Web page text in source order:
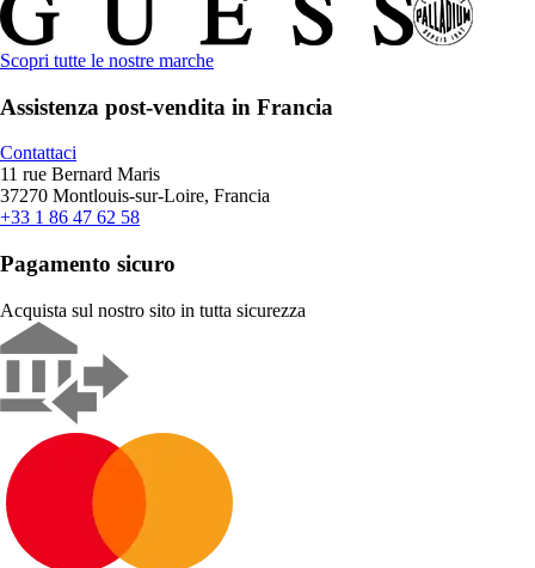
Scopri tutte le nostre marche
Assistenza post-vendita in Francia
Contattaci
11 rue Bernard Maris
37270 Montlouis-sur-Loire, Francia
+33 1 86 47 62 58
Pagamento sicuro
Acquista sul nostro sito in tutta sicurezza